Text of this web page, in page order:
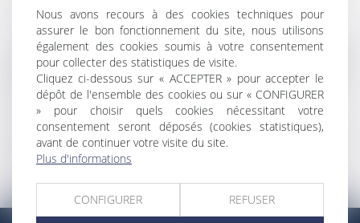
visio-conférence ou dans vos locaux.
A ce titre, nous organisons notamment chaque année
depuis environ 15 ans, une session de formation intitulée «
Thé ou Café » sur des thèmes intéressant plus
particulièrement les entreprises du BTP.
Nous adressons enfin aux clients qui le souhaitent une
newsletter en droit du travail que nous éditons tous les
deux mois.
Nous avons recours à des cookies techniques pour
assurer le bon fonctionnement du site, nous utilisons
également des cookies soumis à votre consentement
pour collecter des statistiques de visite.
Cliquez ci-dessous sur « ACCEPTER » pour accepter le
dépôt de l'ensemble des cookies ou sur « CONFIGURER
» pour choisir quels cookies nécessitant votre
consentement seront déposés (cookies statistiques),
avant de continuer votre visite du site.
Plus d'informations
CONFIGURER REFUSER